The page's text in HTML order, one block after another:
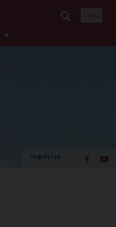
seguici su